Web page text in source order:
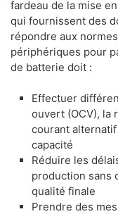
fardeau de la mise
qui fournissent des
répondre aux
périphériques pour
de batterie doit :
Effectuer
ouvert (OCV), la
courant
capacité
Réduire les
production sans
qualité finale
Prendre des